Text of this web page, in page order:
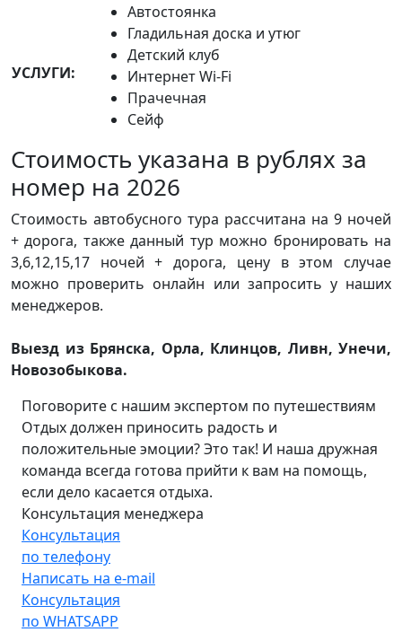
УСЛУГИ:
Автостоянка
Гладильная доска и утюг
Детский клуб
Интернет Wi-Fi
Прачечная
Сейф
Стоимость указана в рублях за
номер на 2026
Стоимость автобусного тура рассчитана на 9 ночей
+ дорога, также данный тур можно бронировать на
3,6,12,15,17 ночей + дорога, цену в этом случае
можно проверить онлайн или запросить у наших
менеджеров.
Выезд из Брянска, Орла, Клинцов, Ливн, Унечи,
Новозобыкова.
Поговорите с нашим экспертом по путешествиям
Отдых должен приносить радость и
положительные эмоции? Это так! И наша дружная
команда всегда готова прийти к вам на помощь,
если дело касается отдыха.
Консультация менеджера
Консультация
по телефону
Написать на e-mail
Консультация
по WHATSAPP